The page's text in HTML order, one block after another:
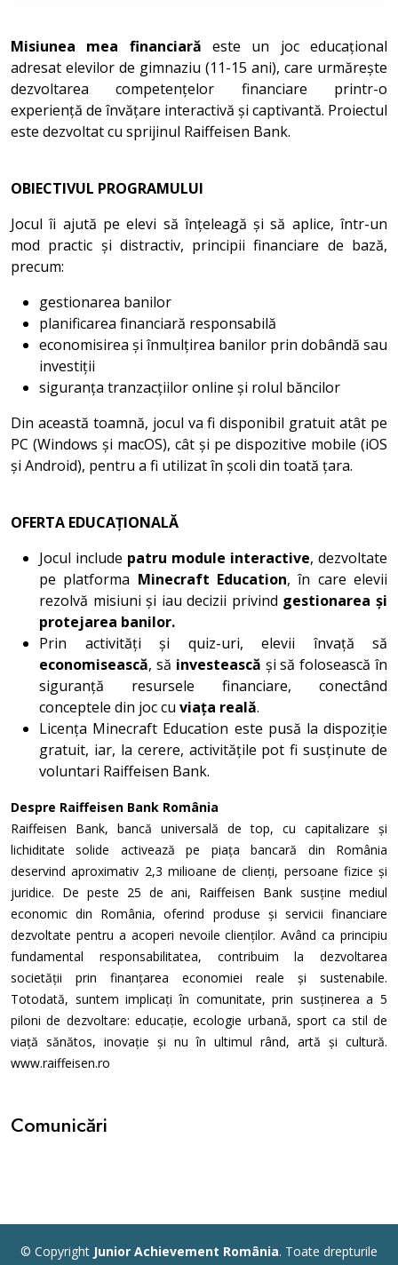
Misiunea mea financiară este un joc educațional
adresat elevilor de gimnaziu (11-15 ani), care urmărește
dezvoltarea competențelor financiare printr-o
experiență de învățare interactivă și captivantă. Proiectul
este dezvoltat cu sprijinul Raiffeisen Bank.
OBIECTIVUL PROGRAMULUI
Jocul îi ajută pe elevi să înțeleagă și să aplice, într-un
mod practic și distractiv, principii financiare de bază,
precum:
gestionarea banilor
planificarea financiară responsabilă
economisirea și înmulțirea banilor prin dobândă sau
investiții
siguranța tranzacțiilor online și rolul băncilor
Din această toamnă, jocul va fi disponibil gratuit atât pe
PC (Windows și macOS), cât și pe dispozitive mobile (iOS
și Android), pentru a fi utilizat în școli din toată țara.
OFERTA EDUCAȚIONALĂ
Jocul include patru module interactive, dezvoltate
pe platforma Minecraft Education, în care elevii
rezolvă misiuni și iau decizii privind gestionarea și
protejarea banilor.
Prin activități și quiz-uri, elevii învață să
economisească, să investească și să folosească în
siguranță resursele financiare, conectând
conceptele din joc cu viața reală.
Licența Minecraft Education este pusă la dispoziție
gratuit, iar, la cerere, activitățile pot fi susținute de
voluntari Raiffeisen Bank.
Despre Raiffeisen Bank România
Raiffeisen Bank, bancă universală de top, cu capitalizare și
lichiditate solide activează pe piața bancară din România
deservind aproximativ 2,3 milioane de clienți, persoane fizice și
juridice. De peste 25 de ani, Raiffeisen Bank susține mediul
economic din România, oferind produse și servicii financiare
dezvoltate pentru a acoperi nevoile clienților. Având ca principiu
fundamental responsabilitatea, contribuim la dezvoltarea
societății prin finanțarea economiei reale și sustenabile.
Totodată, suntem implicați în comunitate, prin susținerea a 5
piloni de dezvoltare: educație, ecologie urbană, sport ca stil de
viață sănătos, inovație și nu în ultimul rând, artă și cultură.
www.raiffeisen.ro
Comunicări
© Copyright Junior Achievement România. Toate drepturile